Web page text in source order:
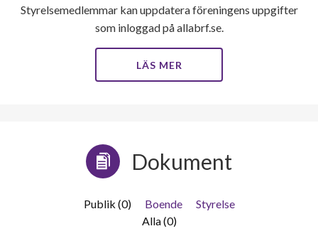
Styrelsemedlemmar kan uppdatera föreningens uppgifter
som inloggad på allabrf.se.
LÄS MER
Dokument
Publik (0) Boende
Styrelse
Alla (0)